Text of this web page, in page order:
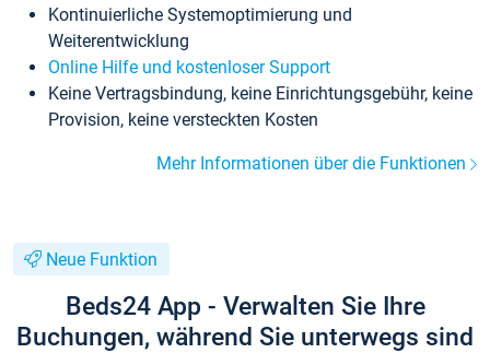
Kontinuierliche Systemoptimierung und
Weiterentwicklung
Online Hilfe und kostenloser Support
Keine Vertragsbindung, keine Einrichtungsgebühr, keine
Provision, keine versteckten Kosten
Mehr Informationen über die Funktionen
Neue Funktion
Beds24 App - Verwalten Sie Ihre
Buchungen, während Sie unterwegs sind